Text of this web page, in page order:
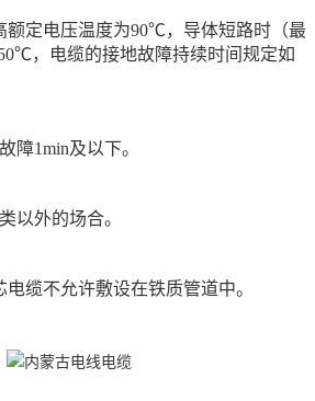
定电压温度为90℃，导体短路时（最
，电缆的接地故障持续时间规定如
1min及以下。
外的场合。
不允许敷设在铁质管道中。